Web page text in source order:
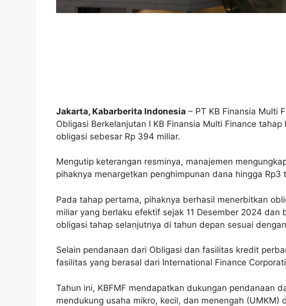
Jakarta, Kabarberita Indonesia – PT KB Finansia Multi
Obligasi Berkelanjutan I KB Finansia Multi Finance
obligasi sebesar Rp 394 miliar.
Mengutip keterangan resminya, manajemen
pihaknya menargetkan penghimpunan dana hingga Rp3
Pada tahap pertama, pihaknya berhasil menerbitkan
miliar yang berlaku efektif sejak 11 Desember 2024 dan
obligasi tahap selanjutnya di tahun depan sesuai
Selain pendanaan dari Obligasi dan fasilitas kredit
fasilitas yang berasal dari International Finance
Tahun ini, KBFMF mendapatkan dukungan pendanaan
mendukung usaha mikro, kecil, dan menengah (UMKM)